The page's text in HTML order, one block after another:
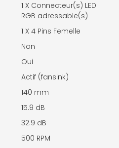
1 X Connecteur(s) LED
RGB adressable(s)
1 X 4 Pins Femelle
Non
Oui
Actif (fansink)
140 mm
15.9 dB
32.9 dB
500 RPM